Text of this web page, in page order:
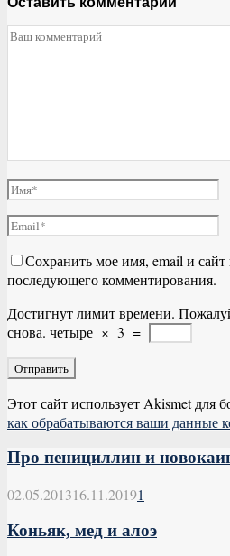
Сохранить мое имя, email и сайт
последующего комментирования.
Достигнут лимит времени.
снова. четыре × 3 =
Этот сайт использует Akismet для
как обрабатываются ваши данные
Про пенициллин и
02.05.201316.11.20191
Коньяк, мед и алоэ